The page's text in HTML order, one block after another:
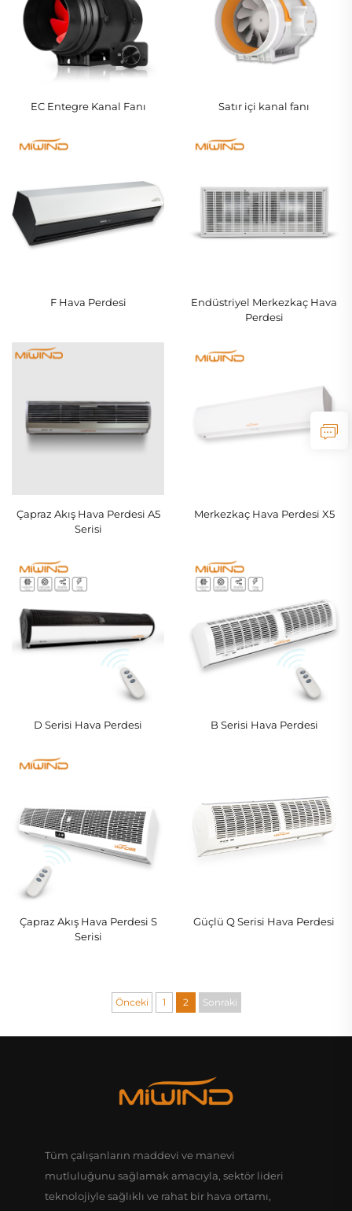
EC Entegre Kanal Fanı Satır içi kanal fanı
F Hava Perdesi
Endüstriyel Merkezkaç Hava
Perdesi
Çapraz Akış Hava Perdesi A5
Serisi
Merkezkaç Hava Perdesi X5
D Serisi Hava Perdesi B Serisi Hava Perdesi
Çapraz Akış Hava Perdesi S
Serisi
Güçlü Q Serisi Hava Perdesi
Önceki 1 2 Sonraki
Tüm çalışanların maddevi ve manevi
mutluluğunu sağlamak amacıyla, sektör lideri
teknolojiyle sağlıklı ve rahat bir hava ortamı,